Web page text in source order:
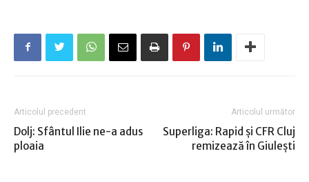
Articolul precedent
Dolj: Sfântul Ilie ne-a adus
ploaia
Articolul următor
Superliga: Rapid şi CFR Cluj
remizează în Giuleşti